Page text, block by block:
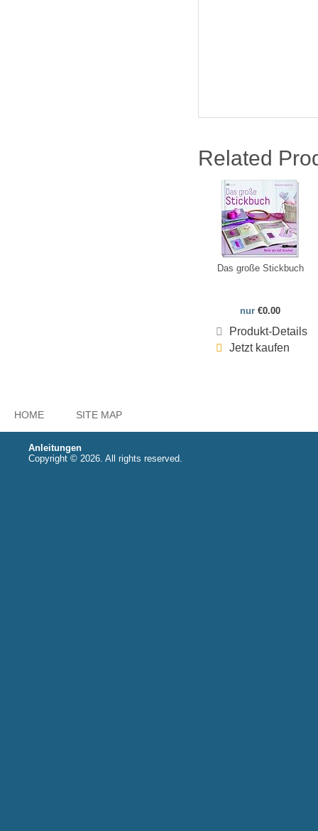
Related
Das große Stickbuch
nur €0.00
Produkt-Details
Jetzt kaufen
HOME SITE MAP
Anleitungen
Copyright © 2026. All rights reserved.